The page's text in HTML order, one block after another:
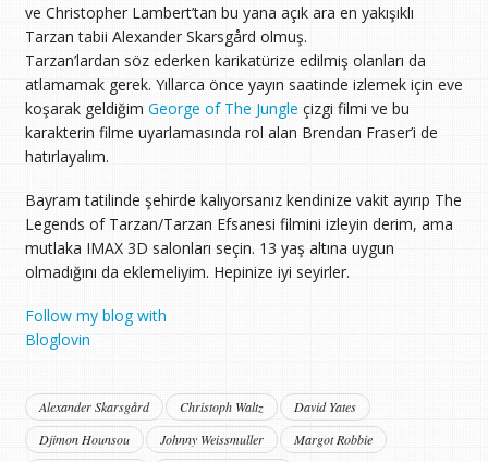
ve Christopher Lambert’tan bu yana açık ara en yakışıklı
Tarzan tabii Alexander Skarsgård olmuş.
Tarzan’lardan söz ederken karikatürize edilmiş olanları da
atlamamak gerek. Yıllarca önce yayın saatinde izlemek için eve
koşarak geldiğim George of The Jungle çizgi filmi ve bu
karakterin filme uyarlamasında rol alan Brendan Fraser’i de
hatırlayalım.
Bayram tatilinde şehirde kalıyorsanız kendinize vakit ayırıp The
Legends of Tarzan/Tarzan Efsanesi filmini izleyin derim, ama
mutlaka IMAX 3D salonları seçin. 13 yaş altına uygun
olmadığını da eklemeliyim. Hepinize iyi seyirler.
Follow my blog with
Bloglovin
Alexander Skarsgård Christoph Waltz
David Yates
Djimon Hounsou
Johnny Weissmuller
Margot Robbie